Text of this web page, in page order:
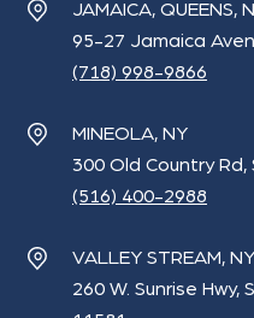
JAMAICA, QUEENS,
95-27 Jamaica
(718) 998-9866
MINEOLA, NY
300 Old Country Rd,
(516) 400-2988
VALLEY STREAM, NY
260 W. Sunrise Hwy,